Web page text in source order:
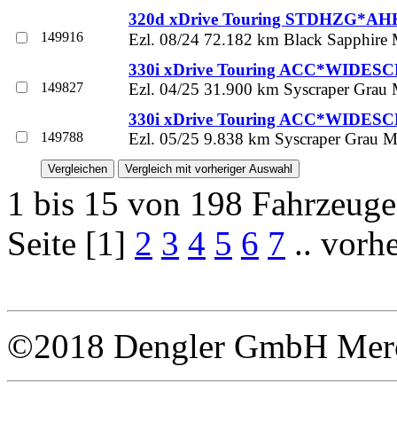
149916
320d xDrive Touring
Ezl. 08/24 72.182 km Black Sapphire
149827
330i xDrive Touring
Ezl. 04/25 31.900 km Syscraper
149788
330i xDrive Touring
Ezl. 05/25 9.838 km Syscraper Grau
1 bis 15 von 198
Seite [1] 2 3 4 5 6 7 ..
©2018 Dengler GmbH